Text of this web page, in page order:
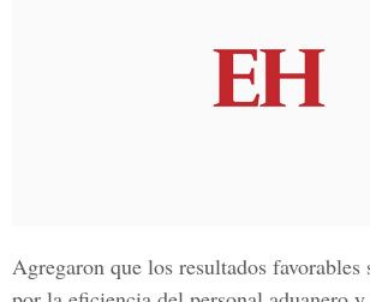
Agregaron que los resultados favorables